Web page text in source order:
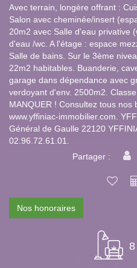
Avec terrain, longère offrant :
Salon avec cheminée/insert
20m2 avec Salle d'eau privative
d'eau /wc. A l'étage : espace
Salle de bains. Sur le 3ème
22m2 habitables. Buanderie,
garage dans dépendance avec
verdoyant d'env. 2500m2.
MANQUER ! Consultez tous
www.yffiniac-immobilier.com.
Général de Gaulle 22120
02.96.72.61.01.
Partager :
Nos honoraires